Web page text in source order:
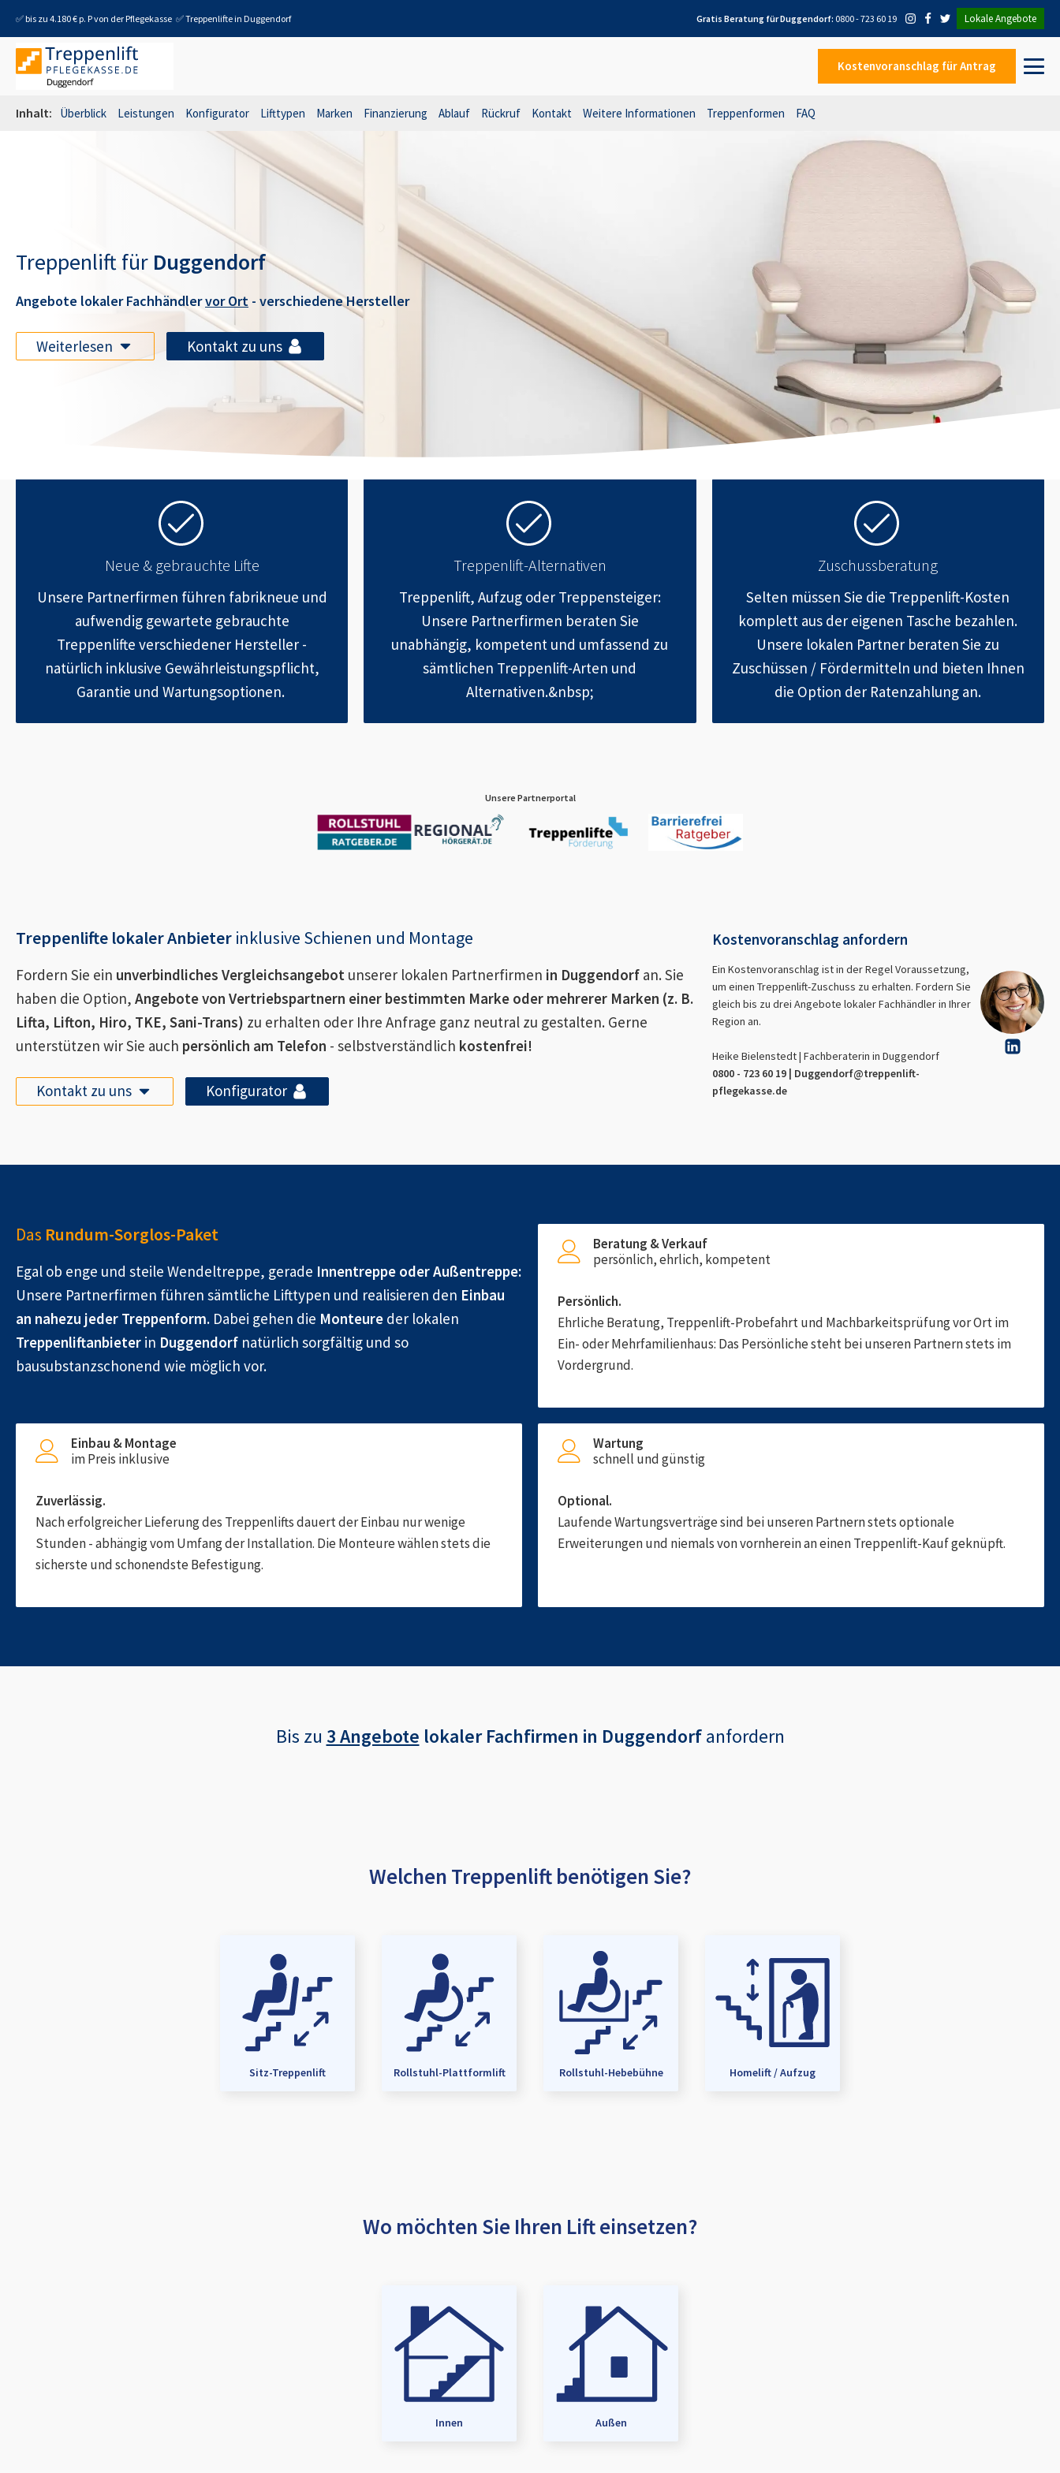
✅ bis zu 4.180 € p. P von der Pflegekasse ✅ Treppenlifte in Duggendorf Gratis Beratung fürDuggendorf: 0800 - 723 60 19 Lokale Angebote
Kostenvoranschlag für Antrag
Inhalt: Überblick Leistungen Konfigurator Lifttypen Marken Finanzierung Ablauf Rückruf Kontakt Weitere Informationen Treppenformen FAQ
Treppenlift für Duggendorf
Angebote lokaler Fachhändlervor Ort - verschiedene Hersteller
Weiterlesen Kontakt zu uns
Neue & gebrauchte Lifte
Unsere Partnerfirmen führen fabrikneue und
aufwendig gewartete gebrauchte
Treppenlifte verschiedener Hersteller -
natürlich inklusive Gewährleistungspflicht,
Garantie und Wartungsoptionen.
Treppenlift-Alternativen
Treppenlift, Aufzug oder Treppensteiger:
Unsere Partnerfirmen beraten Sie
unabhängig, kompetent und umfassend zu
sämtlichen Treppenlift-Arten und
Alternativen.&nbsp;
Zuschussberatung
Selten müssen Sie die Treppenlift-Kosten
komplett aus der eigenen Tasche bezahlen.
Unsere lokalen Partner beraten Sie zu
Zuschüssen / Fördermitteln und bieten Ihnen
die Option der Ratenzahlung an.
Unsere Partnerportal
Treppenlifte lokaler Anbieter inklusive Schienen und Montage
Fordern Sie ein unverbindliches Vergleichsangebot unserer lokalen Partnerfirmen in Duggendorf an. Sie
haben die Option, Angebote von Vertriebspartnern einer bestimmten Marke oder mehrerer Marken (z. B.
Lifta, Lifton, Hiro, TKE, Sani-Trans) zu erhalten oder Ihre Anfrage ganz neutral zu gestalten. Gerne
unterstützen wir Sie auch persönlich am Telefon - selbstverständlich kostenfrei!
Kontakt zu uns Konfigurator
Kostenvoranschlag anfordern
Ein Kostenvoranschlag ist in der Regel Voraussetzung,
um einen Treppenlift-Zuschuss zu erhalten. Fordern Sie
gleich bis zu drei Angebote lokaler Fachhändler in Ihrer
Region an.
Heike Bielenstedt | Fachberaterin in Duggendorf
0800 - 723 60 19 | Duggendorf@treppenlift-
pflegekasse.de
Das Rundum-Sorglos-Paket
Egal ob enge und steile Wendeltreppe, gerade Innentreppe oder Außentreppe:
Unsere Partnerfirmen führen sämtliche Lifttypen und realisieren den Einbau
an nahezu jeder Treppenform. Dabei gehen die Monteure der lokalen
Treppenliftanbieter in Duggendorf natürlich sorgfältig und so
bausubstanzschonend wie möglich vor.
Beratung & Verkauf
persönlich, ehrlich, kompetent
Persönlich.
Ehrliche Beratung, Treppenlift-Probefahrt und Machbarkeitsprüfung vor Ort im
Ein- oder Mehrfamilienhaus: Das Persönliche steht bei unseren Partnern stets im
Vordergrund.
Einbau & Montage
im Preis inklusive
Zuverlässig.
Nach erfolgreicher Lieferung des Treppenlifts dauert der Einbau nur wenige
Stunden - abhängig vom Umfang der Installation. Die Monteure wählen stets die
sicherste und schonendste Befestigung.
Wartung
schnell und günstig
Optional.
Laufende Wartungsverträge sind bei unseren Partnern stets optionale
Erweiterungen und niemals von vornherein an einen Treppenlift-Kauf geknüpft.
Bis zu 3 Angebote lokaler Fachfirmen in Duggendorf anfordern
Welchen Treppenlift benötigen Sie?
Sitz-Treppenlift Rollstuhl-Plattformlift Rollstuhl-Hebebühne Homelift / Aufzug
Wo möchten Sie Ihren Lift einsetzen?
Innen Außen